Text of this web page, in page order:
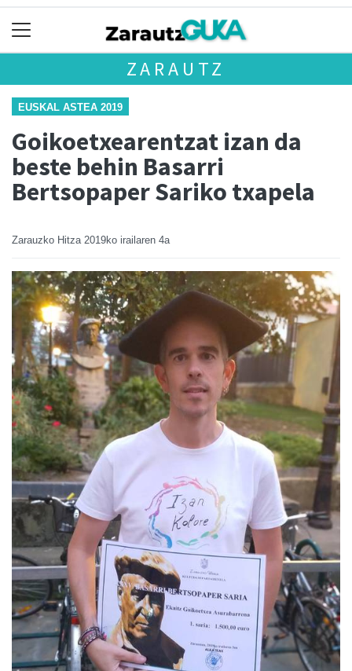
ZARAUTZ
EUSKAL ASTEA 2019
Goikoetxearentzat izan da
beste behin Basarri
Bertsopaper Sariko txapela
Zarauzko Hitza 2019ko irailaren 4a